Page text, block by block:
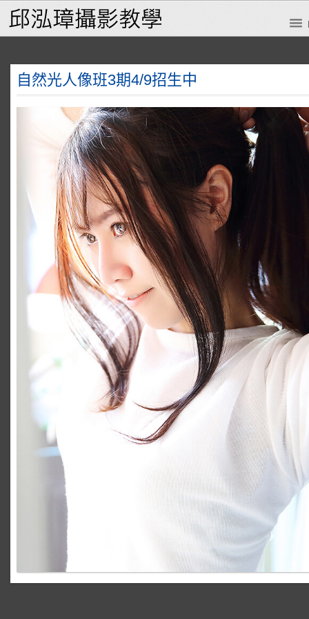
自然光人像班3期4/9招生中